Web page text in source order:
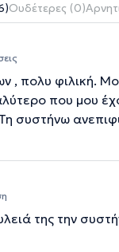
Ουδέτερες (0)
, πολυ φιλική.
που μου
συστήνω
της την